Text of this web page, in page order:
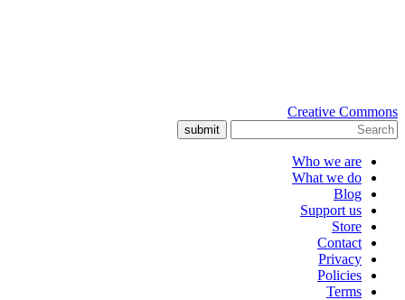
Creative Commons
submit
Who we are
What we do
Blog
Support us
Store
Contact
Privacy
Policies
Terms